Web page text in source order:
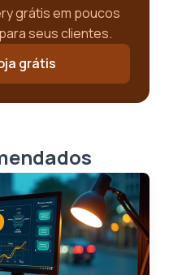
grátis em poucos
seus clientes.
grátis